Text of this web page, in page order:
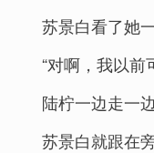
苏景白看了她
“对啊，我以前
陆柠一边走一
苏景白就跟在